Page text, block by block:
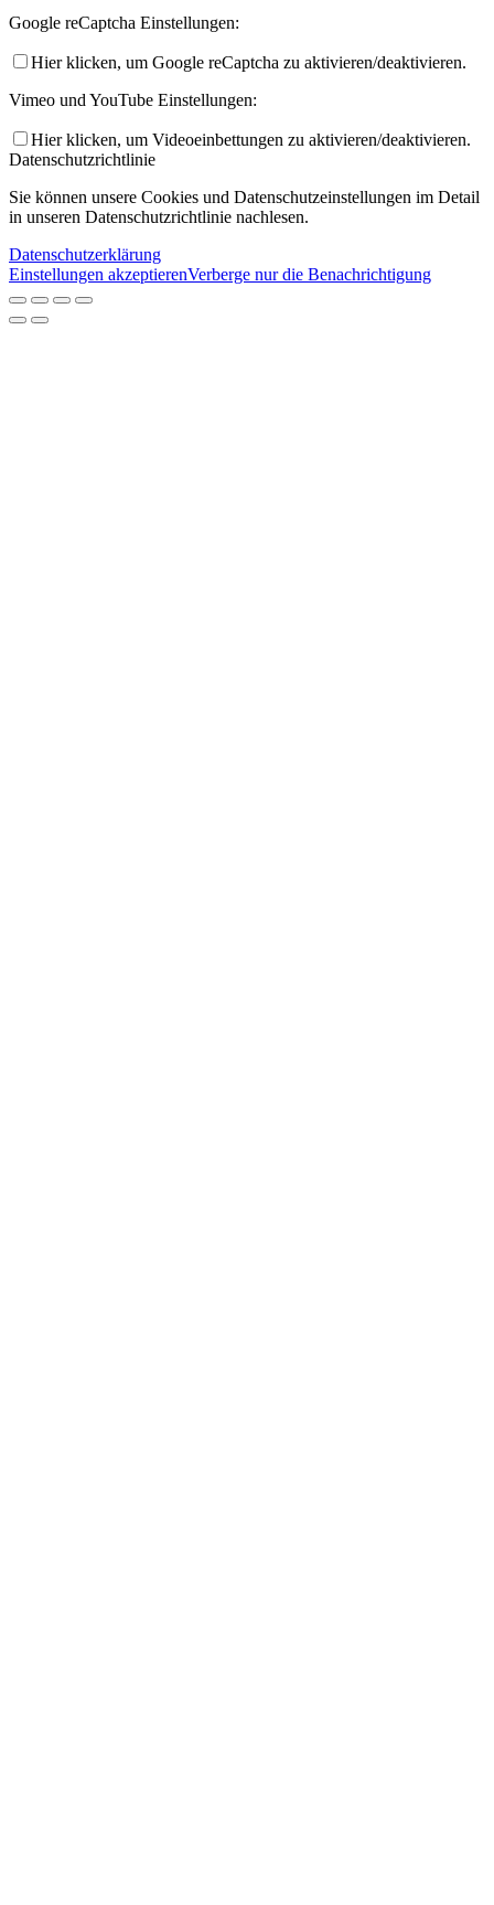
Google reCaptcha Einstellungen:
Hier klicken, um Google reCaptcha zu aktivieren/deaktivieren.
Vimeo und YouTube Einstellungen:
Hier klicken, um Videoeinbettungen zu aktivieren/deaktivieren.
Datenschutzrichtlinie
Sie können unsere Cookies und Datenschutzeinstellungen im Detail
in unseren Datenschutzrichtlinie nachlesen.
Datenschutzerklärung
Einstellungen akzeptierenVerberge nur die Benachrichtigung